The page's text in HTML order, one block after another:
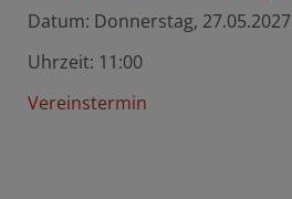
Datum: Donnerstag, 27.05.2027
Uhrzeit: 11:00
Vereinstermin